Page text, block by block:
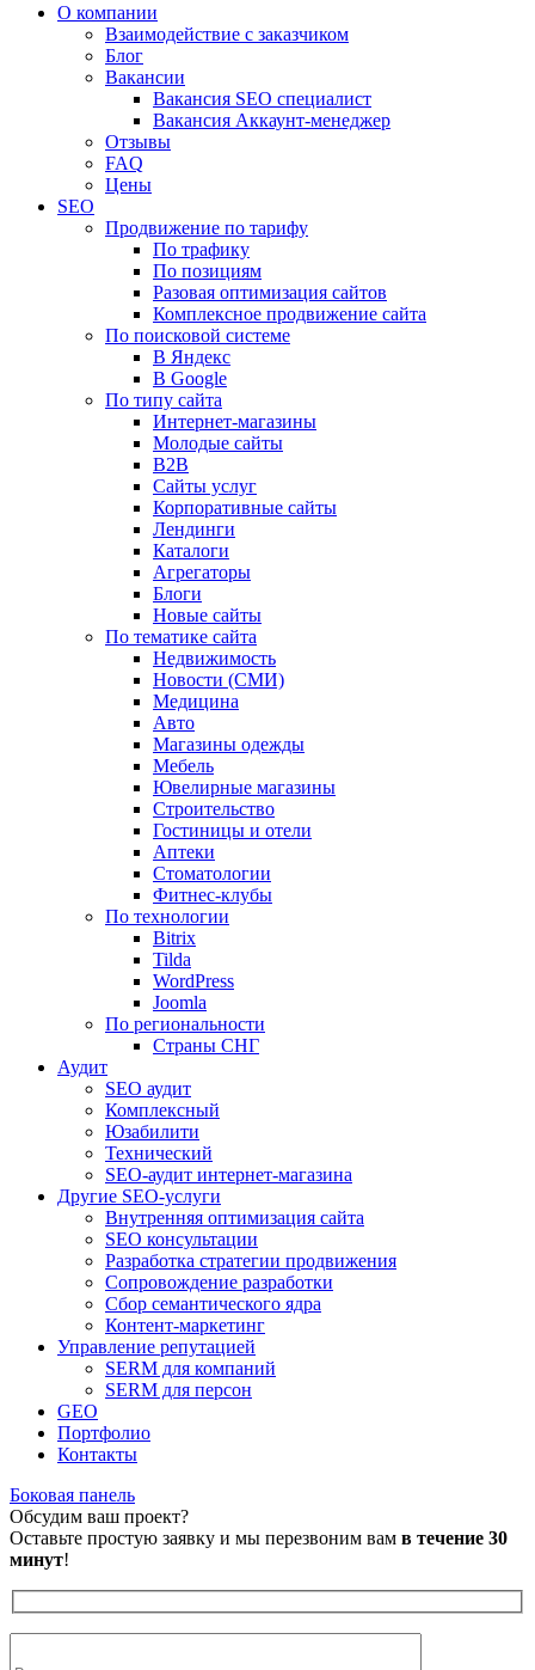
О компании
Взаимодействие с заказчиком
Блог
Вакансии
Вакансия SEO специалист
Вакансия Аккаунт-менеджер
Отзывы
FAQ
Цены
SEO
Продвижение по тарифу
По трафику
По позициям
Разовая оптимизация сайтов
Комплексное продвижение сайта
По поисковой системе
В Яндекс
В Google
По типу сайта
Интернет-магазины
Молодые сайты
B2B
Сайты услуг
Корпоративные сайты
Лендинги
Каталоги
Агрегаторы
Блоги
Новые сайты
По тематике сайта
Недвижимость
Новости (СМИ)
Медицина
Авто
Магазины одежды
Мебель
Ювелирные магазины
Строительство
Гостиницы и отели
Аптеки
Cтоматологии
Фитнес-клубы
По технологии
Bitrix
Tilda
WordPress
Joomla
По региональности
Страны СНГ
Аудит
SEO аудит
Комплексный
Юзабилити
Технический
SEO-аудит интернет-магазина
Другие SEO-услуги
Внутренняя оптимизация сайта
SEO консультации
Разработка стратегии продвижения
Сопровождение разработки
Сбор семантического ядра
Контент-маркетинг
Управление репутацией
SERM для компаний
SERM для персон
GEO
Портфолио
Контакты
Боковая панель
Обсудим ваш проект?
Оставьте простую заявку и мы перезвоним вам в течение 30
минут!